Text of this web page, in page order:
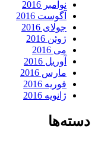
نوامبر 2016
آگوست 2016
جولای 2016
ژوئن 2016
می 2016
آوریل 2016
مارس 2016
فوریه 2016
ژانویه 2016
دسته‌ها